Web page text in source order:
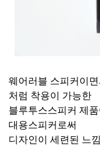
웨어러블 스피커이
처럼 착용이 가능한
블루투스스피커 제
대용스피커로써
디자인이 세련된 느